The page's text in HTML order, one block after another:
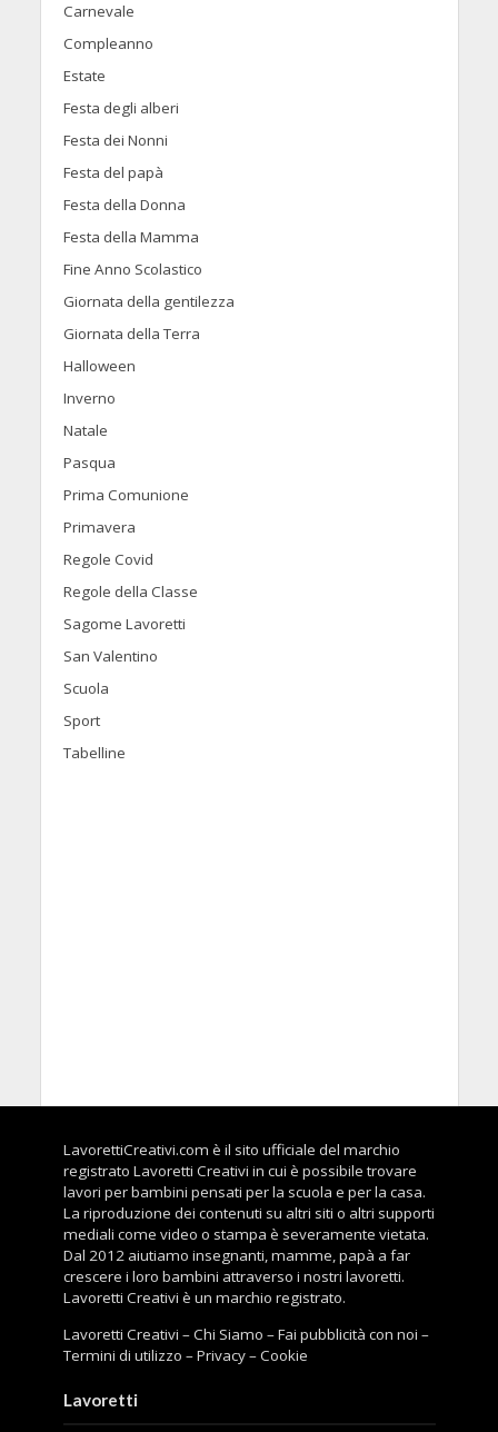
Carnevale
Compleanno
Estate
Festa degli alberi
Festa dei Nonni
Festa del papà
Festa della Donna
Festa della Mamma
Fine Anno Scolastico
Giornata della gentilezza
Giornata della Terra
Halloween
Inverno
Natale
Pasqua
Prima Comunione
Primavera
Regole Covid
Regole della Classe
Sagome Lavoretti
San Valentino
Scuola
Sport
Tabelline
LavorettiCreativi.com è il sito ufficiale del marchio
registrato Lavoretti Creativi in cui è possibile trovare
lavori per bambini pensati per la scuola e per la casa.
La riproduzione dei contenuti su altri siti o altri supporti
mediali come video o stampa è severamente vietata.
Dal 2012 aiutiamo insegnanti, mamme, papà a far
crescere i loro bambini attraverso i nostri lavoretti.
Lavoretti Creativi è un marchio registrato.
Lavoretti Creativi –Chi Siamo –Fai pubblicità con noi –
Termini di utilizzo –Privacy–Cookie
Lavoretti